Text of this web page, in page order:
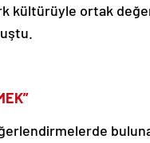
kültürüyle ortak